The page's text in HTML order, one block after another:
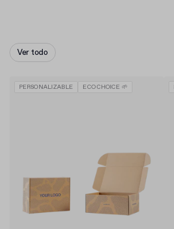
Ver todo
PERSONALIZABLE ECO CHOICE 🌱